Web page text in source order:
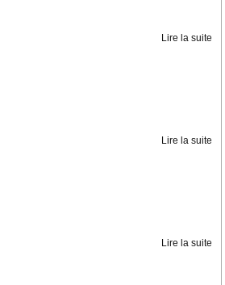
Lire la suite
Lire la suite
Lire la suite